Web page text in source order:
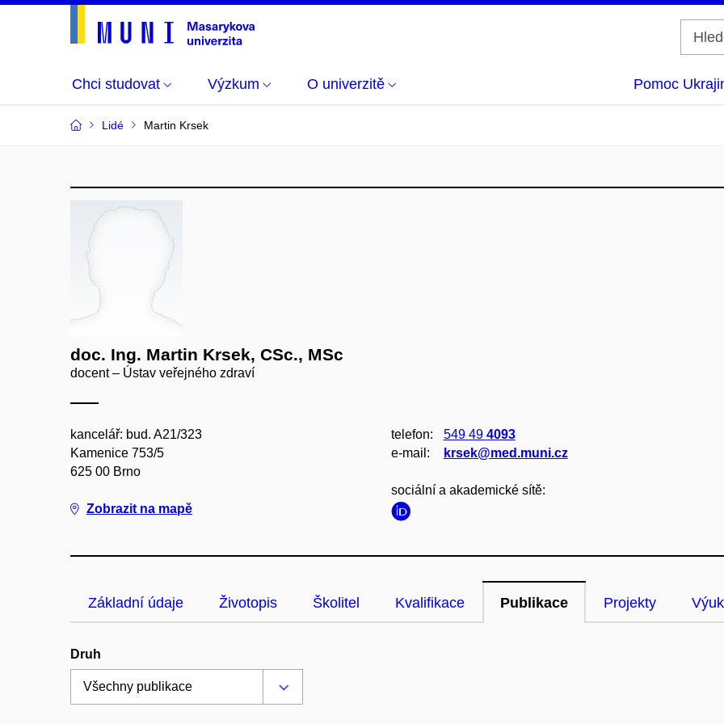
Chci studovat Výzkum O univerzitě Pomoc
Lidé Martin Krsek
doc. Ing. Martin Krsek, CSc., MSc
docent – Ústav veřejného zdraví
kancelář: bud. A21/323
Kamenice 753/5
625 00 Brno
Zobrazit na mapě
telefon: 549 49 4093
e‑mail:
krsek@med.muni.cz
sociální a akademické sítě:
Základní údaje Životopis Školitel Kvalifikace Publikace Projekty
Druh